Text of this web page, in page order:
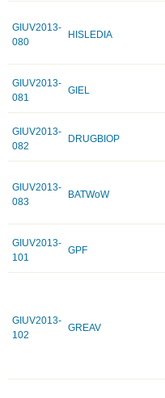
GIUV2013-
080
HISLEDIA
GIUV2013-
081
GIEL
GIUV2013-
082
DRUGBIOP
GIUV2013-
083
BATWoW
GIUV2013-
101
GPF
GIUV2013-
102
GREAV